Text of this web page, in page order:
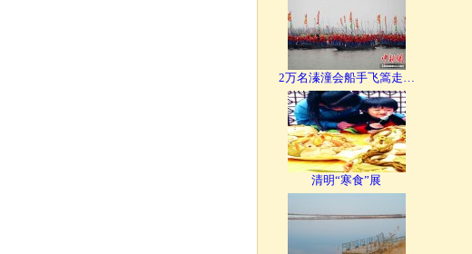
2万名溱潼会船手飞篙走…
清明“寒食”展